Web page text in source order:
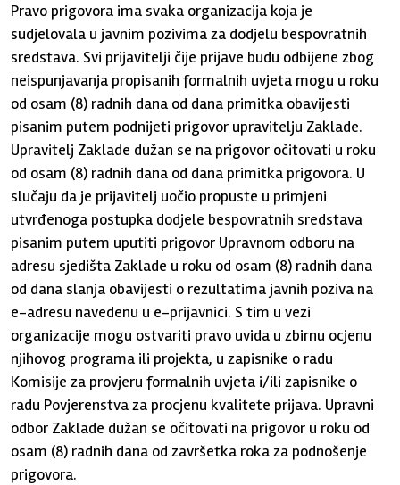
Pravo prigovora ima svaka organizacija koja je
sudjelovala u javnim pozivima za dodjelu bespovratnih
sredstava. Svi prijavitelji čije prijave budu odbijene zbog
neispunjavanja propisanih formalnih uvjeta mogu u roku
od osam (8) radnih dana od dana primitka obavijesti
pisanim putem podnijeti prigovor upravitelju Zaklade.
Upravitelj Zaklade dužan se na prigovor očitovati u roku
od osam (8) radnih dana od dana primitka prigovora. U
slučaju da je prijavitelj uočio propuste u primjeni
utvrđenoga postupka dodjele bespovratnih sredstava
pisanim putem uputiti prigovor Upravnom odboru na
adresu sjedišta Zaklade u roku od osam (8) radnih dana
od dana slanja obavijesti o rezultatima javnih poziva na
e-adresu navedenu u e-prijavnici. S tim u vezi
organizacije mogu ostvariti pravo uvida u zbirnu ocjenu
njihovog programa ili projekta, u zapisnike o radu
Komisije za provjeru formalnih uvjeta i/ili zapisnike o
radu Povjerenstva za procjenu kvalitete prijava. Upravni
odbor Zaklade dužan se očitovati na prigovor u roku od
osam (8) radnih dana od završetka roka za podnošenje
prigovora.